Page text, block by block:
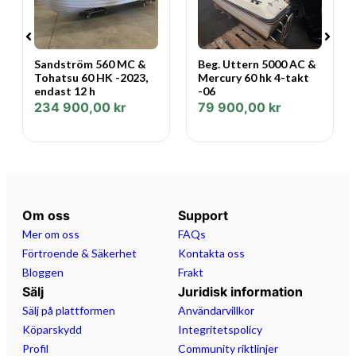
Sandström 560 MC &
Tohatsu 60 HK -2023,
endast 12 h
234 900,00 kr
Beg. Uttern 5000 AC &
Mercury 60 hk 4-takt
-06
79 900,00 kr
Om oss
Mer om oss
Förtroende & Säkerhet
Bloggen
Support
FAQs
Kontakta oss
Frakt
Sälj
Sälj på plattformen
Köparskydd
Profil
Juridisk information
Användarvillkor
Integritetspolicy
Community riktlinjer